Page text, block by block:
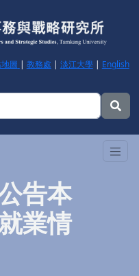
圖 | 教務處 | 淡江大學| English
告本
業情